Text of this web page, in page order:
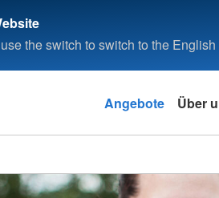
the switch to switch to the
Angebote Über